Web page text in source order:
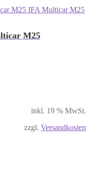
M25
inkl. 19 % MwSt.
zzgl. Versandkosten